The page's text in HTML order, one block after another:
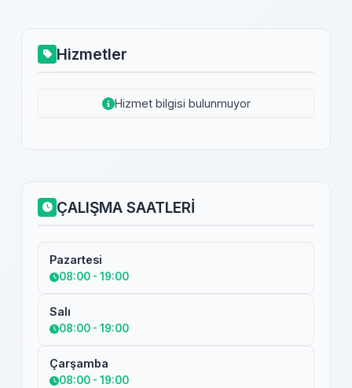
Hizmetler
Hizmet bilgisi bulunmuyor
ÇALIŞMA SAATLERİ
Pazartesi
08:00 - 19:00
Salı
08:00 - 19:00
Çarşamba
08:00 - 19:00